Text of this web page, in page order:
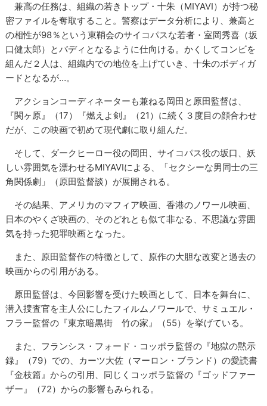
兼高の任務は、組織の若きトップ・十朱（MIYAVI）が持つ秘
密ファイルを奪取すること。警察はデータ分析により、兼高と
の相性が98％という東鞘会のサイコパスな若者・室岡秀喜（坂
口健太郎）とバディとなるように仕向ける。かくしてコンビを
組んだ２人は、組織内での地位を上げていき、十朱のボディガ
ードとなるが…。
アクションコーディネーターも兼ねる岡田と原田監督は、
『関ヶ原』（17）『燃えよ剣』（21）に続く３度目の顔合わせ
だが、この映画で初めて現代劇に取り組んだ。
そして、ダークヒーロー役の岡田、サイコパス役の坂口、妖
しい雰囲気を漂わせるMIYAVIによる、「セクシーな男同士の三
角関係劇」（原田監督談）が展開される。
その結果、アメリカのマフィア映画、香港のノワール映画、
日本のやくざ映画の、そのどれとも似て非なる、不思議な雰囲
気を持った犯罪映画となった。
また、原田監督作の特徴として、原作の大胆な改変と過去の
映画からの引用がある。
原田監督は、今回影響を受けた映画として、日本を舞台に、
潜入捜査官を主人公にしたフィルムノワールで、サミュエル・
フラー監督の『東京暗黒街 竹の家』（55）を挙げている。
また、フランシス・フォード・コッポラ監督の『地獄の黙示
録』（79）での、カーツ大佐（マーロン・ブランド）の愛読書
『金枝篇』からの引用、同じくコッポラ監督の『ゴッドファー
ザー』（72）からの影響もみられる。